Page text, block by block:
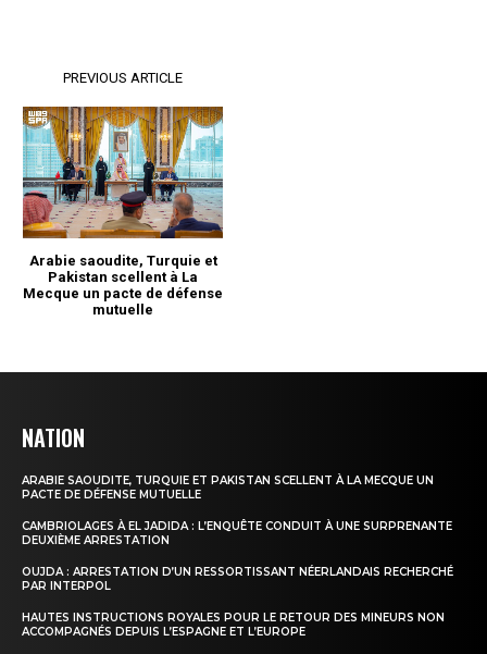
NATION
ARABIE SAOUDITE, TURQUIE ET PAKISTAN SCELLENT À LA MECQUE UN
PACTE DE DÉFENSE MUTUELLE
CAMBRIOLAGES À EL JADIDA : L’ENQUÊTE CONDUIT À UNE SURPRENANTE
DEUXIÈME ARRESTATION
OUJDA : ARRESTATION D’UN RESSORTISSANT NÉERLANDAIS RECHERCHÉ
PAR INTERPOL
HAUTES INSTRUCTIONS ROYALES POUR LE RETOUR DES MINEURS NON
ACCOMPAGNÉS DEPUIS L’ESPAGNE ET L’EUROPE